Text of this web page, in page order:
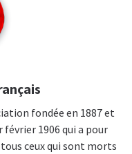
fondée en 1887 et
1906 qui a pour
ceux qui sont morts